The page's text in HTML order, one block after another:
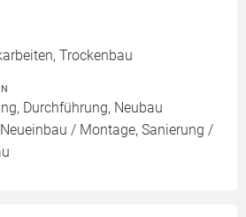
Trockenbau
Durchführung, Neubau
/ Montage, Sanierung /